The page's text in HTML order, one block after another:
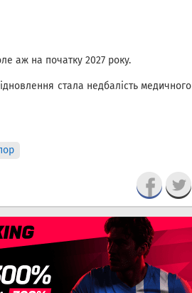
аж на початку 2027 року.
стала недбалість медичного